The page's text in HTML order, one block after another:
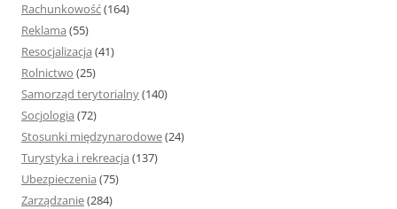
Rachunkowość(164)
Reklama (55)
Resocjalizacja (41)
Rolnictwo (25)
Samorząd terytorialny(140)
Socjologia (72)
Stosunki międzynarodowe(24)
Turystyka i rekreacja (137)
Ubezpieczenia (75)
Zarządzanie(284)